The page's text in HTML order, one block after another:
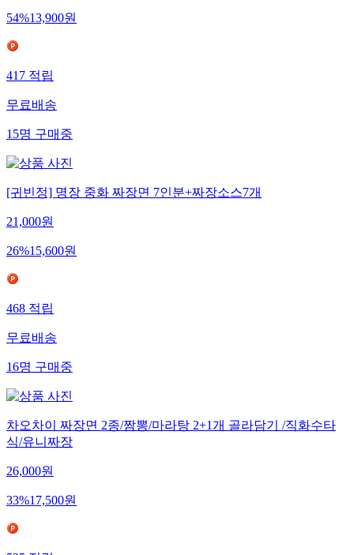
54%13,900원
417적립
무료배송
15명구매중
[귀빈정] 명장 중화 짜장면 7인분+짜장소스7개
21,000원
26%15,600원
468적립
무료배송
16명구매중
차오차이 짜장면 2종/짬뽕/마라탕 2+1개 골라담기 /직화수타
식/유니짜장
26,000원
33%17,500원